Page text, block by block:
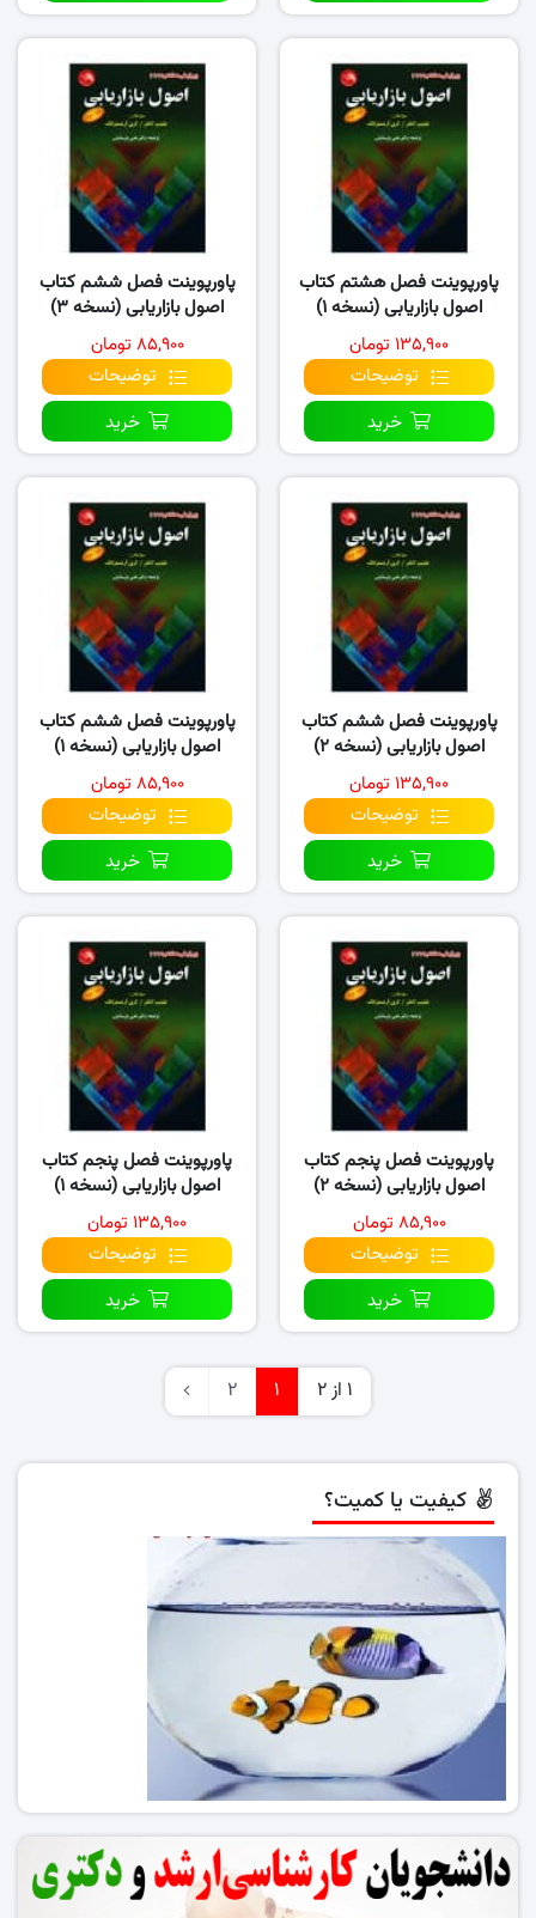
پاورپوینت فصل هشتم کتاب
اصول بازاریابی (نسخه ۱)
۱۳۵,۹۰۰ تومان
توضیحات
خرید
پاورپوینت فصل ششم کتاب
اصول بازاریابی (نسخه ۳)
۸۵,۹۰۰ تومان
توضیحات
خرید
پاورپوینت فصل ششم کتاب
اصول بازاریابی (نسخه ۲)
۱۳۵,۹۰۰ تومان
توضیحات
خرید
پاورپوینت فصل ششم کتاب
اصول بازاریابی (نسخه ۱)
۸۵,۹۰۰ تومان
توضیحات
خرید
پاورپوینت فصل پنجم کتاب
اصول بازاریابی (نسخه ۲)
۸۵,۹۰۰ تومان
توضیحات
خرید
پاورپوینت فصل پنجم کتاب
اصول بازاریابی (نسخه ۱)
۱۳۵,۹۰۰ تومان
توضیحات
خرید
1 از 2 1
2
کیفیت یا کمیت؟